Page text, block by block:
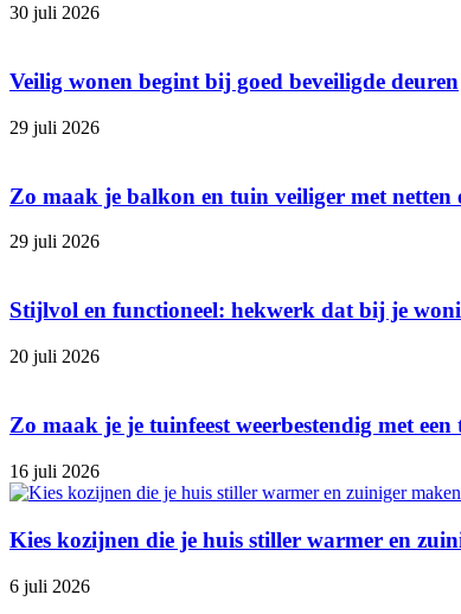
30 juli 2026
Veilig wonen begint bij goed beveiligde deuren
29 juli 2026
Zo maak je balkon en tuin veiliger met netten
29 juli 2026
Stijlvol en functioneel: hekwerk dat bij je
20 juli 2026
Zo maak je je tuinfeest weerbestendig met een
16 juli 2026
Kies kozijnen die je huis stiller warmer en
6 juli 2026